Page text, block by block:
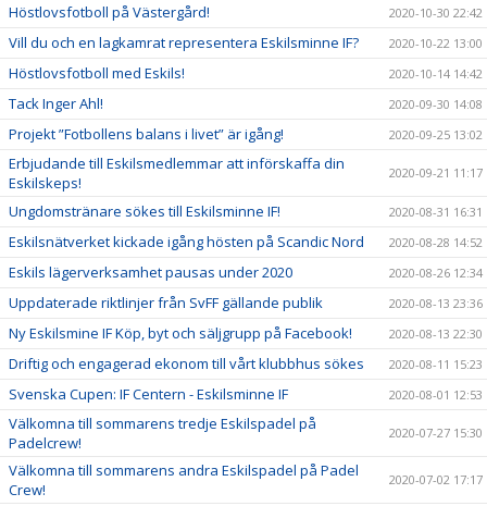
Höstlovsfotboll på Västergård! 2020-10-30 22:42
Vill du och en lagkamrat representera Eskilsminne IF? 2020-10-22 13:00
Höstlovsfotboll med Eskils! 2020-10-14 14:42
Tack Inger Ahl! 2020-09-30 14:08
Projekt ”Fotbollens balans i livet” är igång! 2020-09-25 13:02
Erbjudande till Eskilsmedlemmar att införskaffa din
Eskilskeps!
2020-09-21 11:17
Ungdomstränare sökes till Eskilsminne IF! 2020-08-31 16:31
Eskilsnätverket kickade igång hösten på Scandic Nord 2020-08-28 14:52
Eskils lägerverksamhet pausas under 2020 2020-08-26 12:34
Uppdaterade riktlinjer från SvFF gällande publik 2020-08-13 23:36
Ny Eskilsmine IF Köp, byt och säljgrupp på Facebook! 2020-08-13 22:30
Driftig och engagerad ekonom till vårt klubbhus sökes 2020-08-11 15:23
Svenska Cupen: IF Centern - Eskilsminne IF 2020-08-01 12:53
Välkomna till sommarens tredje Eskilspadel på
Padelcrew!
2020-07-27 15:30
Välkomna till sommarens andra Eskilspadel på Padel
Crew!
2020-07-02 17:17